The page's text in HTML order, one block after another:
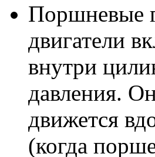
Поршневые
двигатели
внутри
давления.
движется
(когда